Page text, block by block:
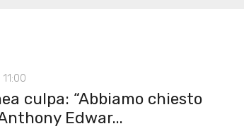
culpa: “Abbiamo chiesto
Edwar...